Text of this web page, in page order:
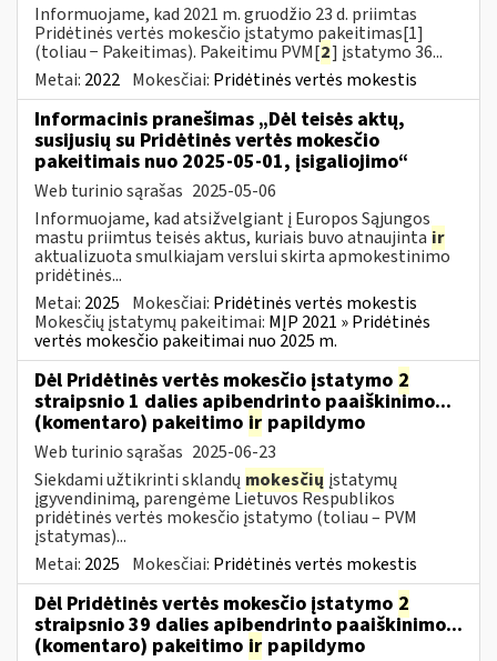
Informuojame, kad 2021 m. gruodžio 23 d. priimtas
Pridėtinės vertės mokesčio įstatymo pakeitimas[1]
(toliau − Pakeitimas). Pakeitimu PVM[2] įstatymo 36...
Metai: 2022 Mokesčiai: Pridėtinės vertės mokestis
Informacinis pranešimas „Dėl teisės aktų,
susijusių su Pridėtinės vertės mokesčio
pakeitimais nuo 2025-05-01, įsigaliojimo“
Web turinio sąrašas 2025-05-06
Informuojame, kad atsižvelgiant į Europos Sąjungos
mastu priimtus teisės aktus, kuriais buvo atnaujinta ir
aktualizuota smulkiajam verslui skirta apmokestinimo
pridėtinės...
Metai: 2025 Mokesčiai: Pridėtinės vertės mokestis
Mokesčių įstatymų pakeitimai: MĮP 2021 » Pridėtinės
vertės mokesčio pakeitimai nuo 2025 m.
Dėl Pridėtinės vertės mokesčio įstatymo 2
straipsnio 1 dalies apibendrinto paaiškinimo...
(komentaro) pakeitimo ir papildymo
Web turinio sąrašas 2025-06-23
Siekdami užtikrinti sklandų mokesčių įstatymų
įgyvendinimą, parengėme Lietuvos Respublikos
pridėtinės vertės mokesčio įstatymo (toliau – PVM
įstatymas)...
Metai: 2025 Mokesčiai: Pridėtinės vertės mokestis
Dėl Pridėtinės vertės mokesčio įstatymo 2
straipsnio 39 dalies apibendrinto paaiškinimo...
(komentaro) pakeitimo ir papildymo